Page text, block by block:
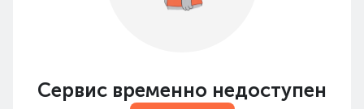
Сервис временно недоступен